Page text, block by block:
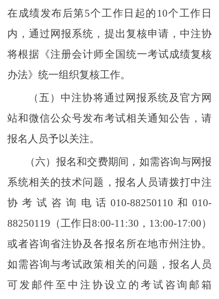
在成绩发布后第5个工作日起的10个工作日
内，通过网报系统，提出复核申请，中注协
将根据《注册会计师全国统一考试成绩复核
办法》统一组织复核工作。
（五）中注协将通过网报系统及官方网
站和微信公众号发布考试相关通知公告，请
报名人员予以关注。
（六） 报名和交费期间， 如需咨询与网报
系统相关的技术问题，报名人员请拨打中注
协考试咨询电话 010-88250110和010-
88250119（工作日8:00-11:30，13:00-17:00）
或者咨询省注协及各报名所在地市州注协。
如需咨询与考试政策相关的问题，报名人员
可发邮件至中注协设立的考试咨询邮箱